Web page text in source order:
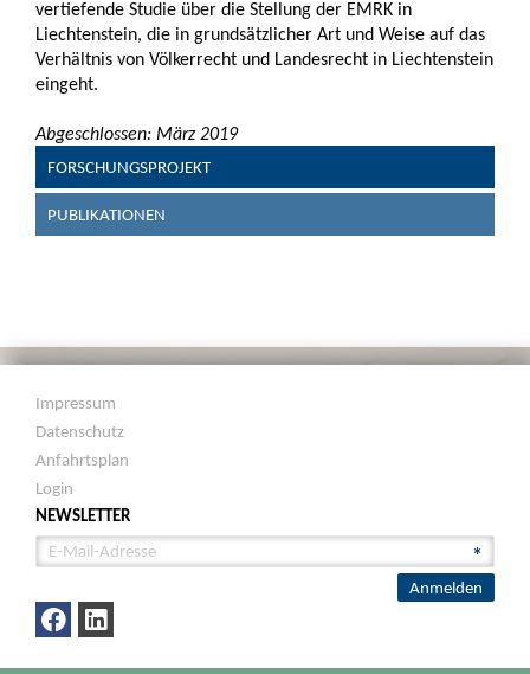
vertiefende Studie über die Stellung der EMRK in
Liechtenstein, die in grundsätzlicher Art und Weise auf das
Verhältnis von Völkerrecht und Landesrecht in Liechtenstein
eingeht.
Abgeschlossen: März 2019
FORSCHUNGSPROJEKT
PUBLIKATIONEN
Impressum
Datenschutz
Anfahrtsplan
Login
NEWSLETTER